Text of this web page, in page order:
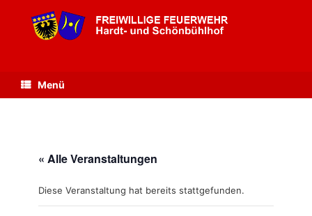
springen
Menü
« Alle Veranstaltungen
Diese Veranstaltung hat bereits stattgefunden.